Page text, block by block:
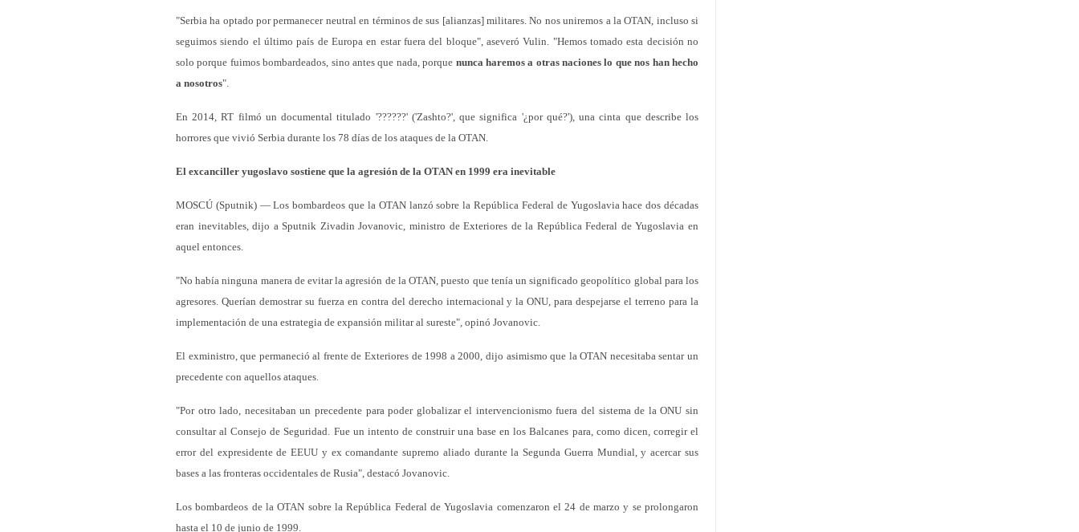
"Serbia ha optado por permanecer neutral en términos de sus [alianzas] militares. No nos uniremos a la OTAN, incluso si
seguimos siendo el último país de Europa en estar fuera del bloque", aseveró Vulin. "Hemos tomado esta decisión no
solo porque fuimos bombardeados, sino antes que nada, porque nunca haremos a otras naciones lo que nos han hecho
a nosotros".
En 2014, RT filmó un documental titulado '??????' ('Zashto?', que significa '¿por qué?'), una cinta que describe los
horrores que vivió Serbia durante los 78 días de los ataques de la OTAN.
El excanciller yugoslavo sostiene que la agresión de la OTAN en 1999 era inevitable
MOSCÚ (Sputnik) — Los bombardeos que la OTAN lanzó sobre la República Federal de Yugoslavia hace dos décadas
eran inevitables, dijo a Sputnik Zivadin Jovanovic, ministro de Exteriores de la República Federal de Yugoslavia en
aquel entonces.
"No había ninguna manera de evitar la agresión de la OTAN, puesto que tenía un significado geopolítico global para los
agresores. Querían demostrar su fuerza en contra del derecho internacional y la ONU, para despejarse el terreno para la
implementación de una estrategia de expansión militar al sureste", opinó Jovanovic.
El exministro, que permaneció al frente de Exteriores de 1998 a 2000, dijo asimismo que la OTAN necesitaba sentar un
precedente con aquellos ataques.
"Por otro lado, necesitaban un precedente para poder globalizar el intervencionismo fuera del sistema de la ONU sin
consultar al Consejo de Seguridad. Fue un intento de construir una base en los Balcanes para, como dicen, corregir el
error del expresidente de EEUU y ex comandante supremo aliado durante la Segunda Guerra Mundial, y acercar sus
bases a las fronteras occidentales de Rusia", destacó Jovanovic.
Los bombardeos de la OTAN sobre la República Federal de Yugoslavia comenzaron el 24 de marzo y se prolongaron
hasta el 10 de junio de 1999.